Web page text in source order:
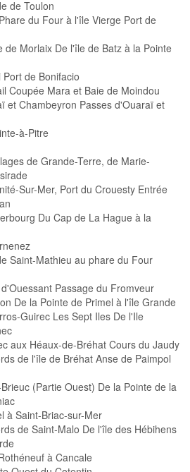
de Toulon
du Four à l'île Vierge Port de
de Morlaix De l'île de Batz à la Pointe
de Bonifacio
Coupée Mara et Baie de Moindou
et Chambeyron Passes d'Ouaraï et
à-Pitre
de Grande-Terre, de Marie-
Sur-Mer, Port du Crouesty Entrée
Du Cap de La Hague à la
Saint-Mathieu au phare du Four
Passage du Fromveur
De la Pointe de Primel à l'île Grande
Guirec Les Sept Iles De l'Ile
aux Héaux-de-Bréhat Cours du Jaudy
de l'île de Bréhat Anse de Paimpol
(Partie Ouest) De la Pointe de la
à Saint-Briac-sur-Mer
de Saint-Malo De l'île des Hébihens
à Cancale